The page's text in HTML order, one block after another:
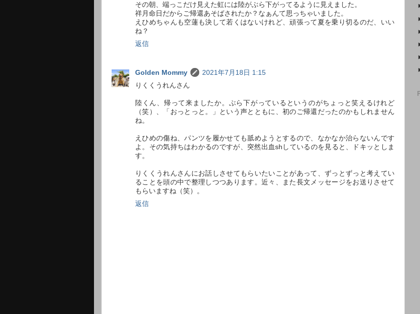
その朝、端っこだけ見えた虹には陸がぶら下がってるように見えました。
祥月命日だからご帰還あそばされたか？なぁんて思っちゃいました。
えひめちゃんも空蓮も決して若くはないけれど、頑張って夏を乗り切るのだ、いい
ね？
返信
Golden Mommy
2021年7月18日 1:15
りくくうれんさん
陸くん、帰って来ましたか。ぶら下がっているというのがちょっと笑えるけれど
（笑）、「おっとっと。」という声とともに、初のご帰還だったのかもしれません
ね。
えひめの傷ね、パンツを履かせても舐めようとするので、なかなか治らないんです
よ。その気持ちはわかるのですが、突然出血shしているのを見ると、ドキッとしま
す。
りくくうれんさんにお話しさせてもらいたいことがあって、ずっとずっと考えてい
ることを頭の中で整理しつつあります。近々、また長文メッセージをお送りさせて
もらいますね（笑）。
返信